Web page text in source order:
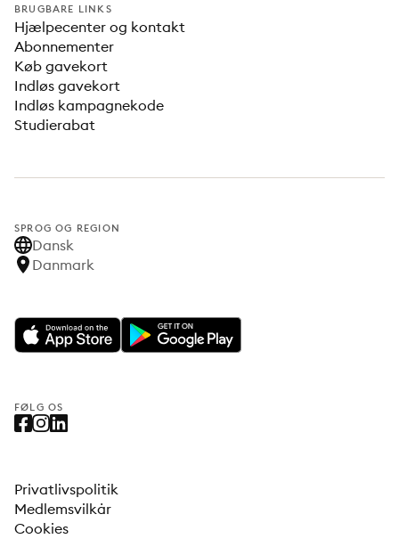
BRUGBARE LINKS
Hjælpecenter og kontakt
Abonnementer
Køb gavekort
Indløs gavekort
Indløs kampagnekode
Studierabat
SPROG OG REGION
Dansk
Danmark
FØLG OS
Privatlivspolitik
Medlemsvilkår
Cookies